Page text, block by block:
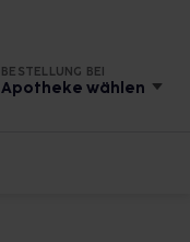
BESTELLUNG BEI
Apotheke wählen